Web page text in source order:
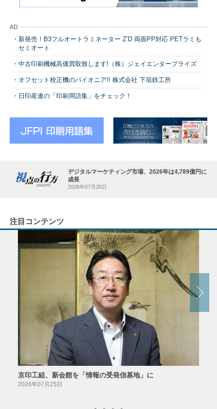
AD
新発売！B3フルオートラミネーター Z’D 両面PP対応 PETラミも
セミオート
中古印刷機械高価買取致します!（株）ジェイエンタープライズ
オフセット校正機のパイオニア!! 株式会社 下垣鉄工所
日印産連の「印刷用語集」をチェック！
デジタルマーケティング市場、2026年は4,789億円に
成長
2026年07月25日
注目コンテンツ
京印工組、新会館を「情報の受発信基地」に
2026年07月25日